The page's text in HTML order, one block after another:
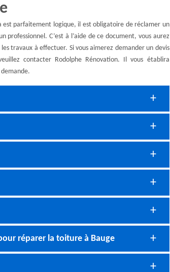
est parfaitement logique, il est obligatoire de réclamer un
C’est à l’aide de ce document, vous aurez
travaux à effectuer. Si vous aimerez demander un devis
contacter Rodolphe Rénovation. Il vous établira
réparer la toiture à Bauge